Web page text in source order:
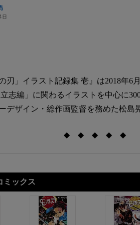
日
刃」イラスト記録集 壱』は2018年6
志編」に関わるイラストを中心に
デザイン・総作画監督を務めた松島
◆ ◆ ◆ ◆ ◆
ミックス